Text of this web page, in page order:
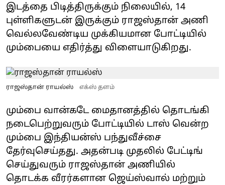
இடத்தை பிடித்திருக்கும் நிலையில், 14
புள்ளிகளுடன் இருக்கும் ராஜஸ்தான் அணி
வெல்லவேண்டிய முக்கியமான போட்டியில்
மும்பையை எதிர்த்து விளையாடுகிறது.
ராஜஸ்தான் ராயல்ஸ் எக்ஸ் தளம்
மும்பை வான்கடே மைதானத்தில் தொடங்கி
நடைபெற்றுவரும் போட்டியில் டாஸ் வென்ற
மும்பை இந்தியன்ஸ் பந்துவீச்சை
தேர்வுசெய்தது. அதன்படி முதலில் பேட்டிங்
செய்துவரும் ராஜஸ்தான் அணியில்
தொடக்க வீரர்களான ஜெய்ஸ்வால் மற்றும்